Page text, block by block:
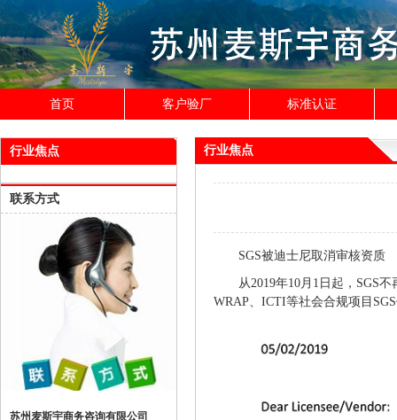
首页 客户验厂 标准认证
行业焦点
联系方式
苏州麦斯宇商务咨询有限公司
行业焦点
SGS被迪士尼取消审核资质
从2019年10月 1 日起， SGS不
WRAP、 ICTI等社会合规项目 SGS